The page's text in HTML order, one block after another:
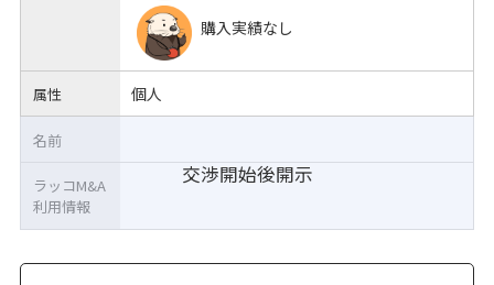
購入実績なし
属性 個人
交渉開始後開示
名前
ラッコM&A
利用情報